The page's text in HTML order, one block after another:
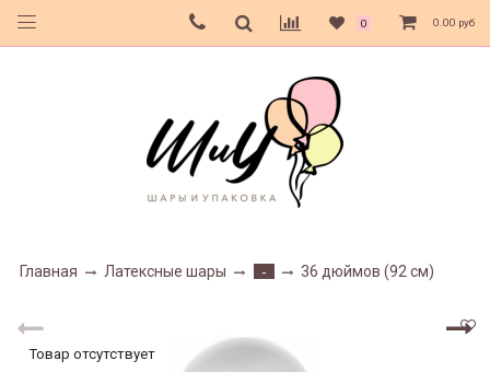
0 0.00 руб
Главная Латексные шары - 36 дюймов (92 см)
Товар отсутствует